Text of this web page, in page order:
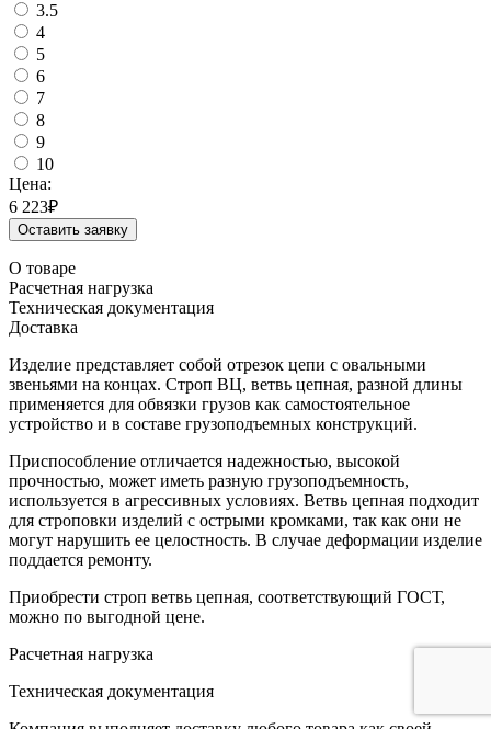
3.5
4
5
6
7
8
9
10
Цена:
6 223₽
Оставить заявку
О товаре
Расчетная нагрузка
Техническая документация
Доставка
Изделие представляет собой отрезок цепи с овальными
звеньями на концах. Строп ВЦ, ветвь цепная, разной длины
применяется для обвязки грузов как самостоятельное
устройство и в составе грузоподъемных конструкций.
Приспособление отличается надежностью, высокой
прочностью, может иметь разную грузоподъемность,
используется в агрессивных условиях. Ветвь цепная подходит
для строповки изделий с острыми кромками, так как они не
могут нарушить ее целостность. В случае деформации изделие
поддается ремонту.
Приобрести строп ветвь цепная, соответствующий ГОСТ,
можно по выгодной цене.
Расчетная нагрузка
Техническая документация